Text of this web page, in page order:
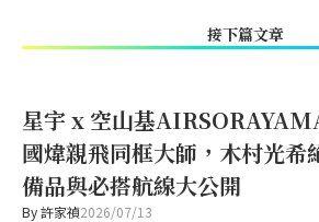
接下篇文章
星宇 x 空山基
國煒親飛同框大師，木村光希
備品與必搭航線大公開
By許家禎2026/07/13